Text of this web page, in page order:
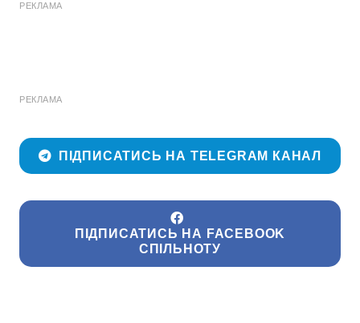
РЕКЛАМА
РЕКЛАМА
ПІДПИСАТИСЬ НА TELEGRAM КАНАЛ
ПІДПИСАТИСЬ НА FACEBOOK
СПІЛЬНОТУ